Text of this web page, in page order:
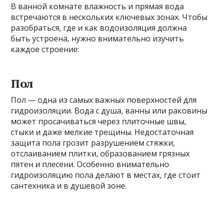
В ванной комнате влажность и прямая вода
встречаются в нескольких ключевых зонах. Чтобы
разобраться, где и как водоизоляция должна
быть устроена, нужно внимательно изучить
каждое строение:
Пол
Пол — одна из самых важных поверхностей для
гидроизоляции. Вода с душа, ванны или раковины
может просачиваться через плиточные швы,
стыки и даже мелкие трещины. Недостаточная
защита пола грозит разрушением стяжки,
отслаиванием плитки, образованием грязных
пятен и плесени. Особенно внимательно
гидроизоляцию пола делают в местах, где стоит
сантехника и в душевой зоне.